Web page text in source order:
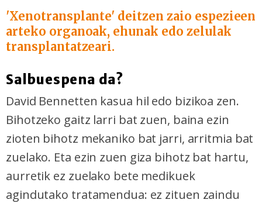
'Xenotransplante' deitzen zaio espezieen
arteko organoak, ehunak edo zelulak
transplantatzeari.
Salbuespena da?
David Bennetten kasua hil edo bizikoa zen.
Bihotzeko gaitz larri bat zuen, baina ezin
zioten bihotz mekaniko bat jarri, arritmia bat
zuelako. Eta ezin zuen giza bihotz bat hartu,
aurretik ez zuelako bete medikuek
agindutako tratamendua: ez zituen zaindu